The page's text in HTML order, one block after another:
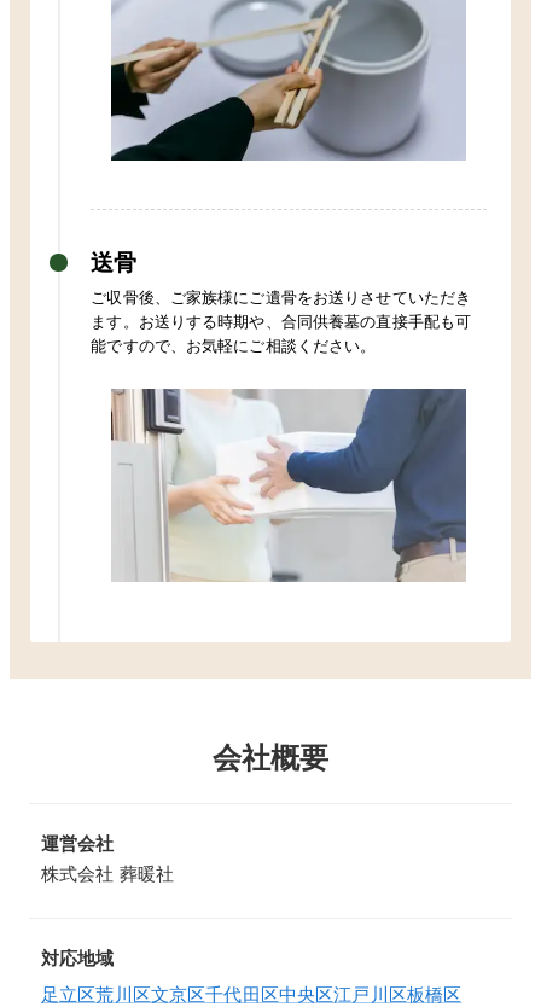
送骨
ご収骨後、ご家族様にご遺骨をお送りさせていただき
ます。お送りする時期や、合同供養墓の直接手配も可
能ですので、お気軽にご相談ください。
会社概要
運営会社
株式会社 葬暖社
対応地域
足立区荒川区文京区千代田区中央区江戸川区板橋区